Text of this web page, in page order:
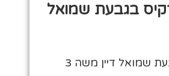
בגבעת שמואל
שמואל דיין משה 3